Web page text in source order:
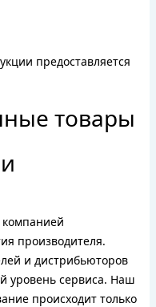
предоставляется
товары
производителя.
и дистрибьюторов
уровень сервиса. Наш
происходит только